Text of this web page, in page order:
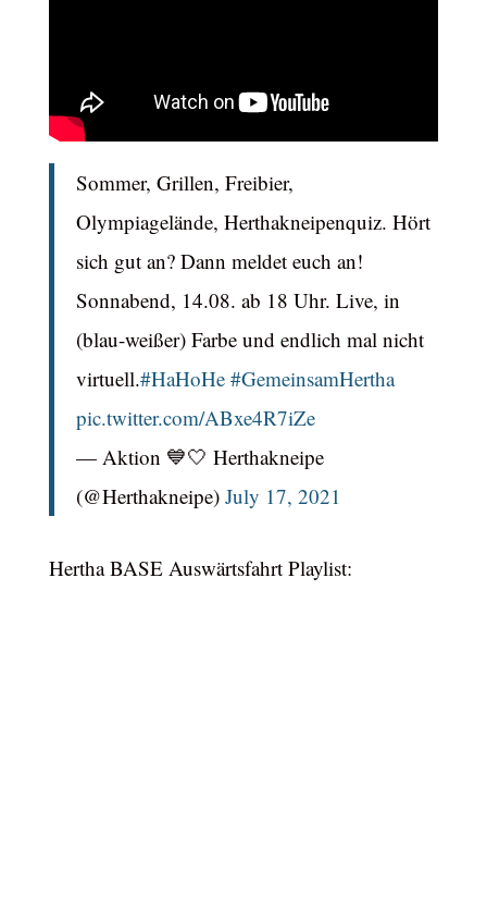
Sommer, Grillen, Freibier,
Olympiagelände, Herthakneipenquiz. Hört
sich gut an? Dann meldet euch an!
Sonnabend, 14.08. ab 18 Uhr. Live, in
(blau-weißer) Farbe und endlich mal nicht
virtuell.#HaHoHe #GemeinsamHertha
pic.twitter.com/ABxe4R7iZe
— Aktion 💙🤍 Herthakneipe
(@Herthakneipe) July 17, 2021
Hertha BASE Auswärtsfahrt Playlist: